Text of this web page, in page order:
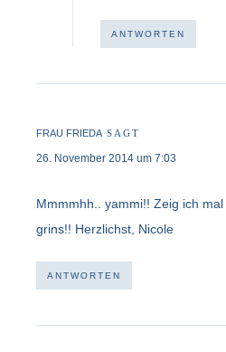
ANTWORTEN
FRAU FRIEDA SAGT
26. November 2014 um 7:03
Mmmmhh.. yammi!! Zeig ich mal
grins!! Herzlichst, Nicole
ANTWORTEN